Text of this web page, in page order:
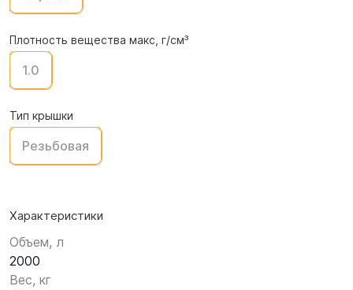
Плотность вещества макс, г/см³
1.0
Тип крышки
Резьбовая
Характеристики
Объем, л
2000
Вес, кг